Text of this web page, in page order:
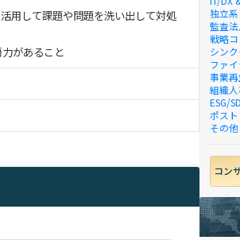
用して課題や問題を洗い出して対処
があること
独立
監査法
戦略
シン
ファ
事業
組織
ESG/
ポス
その他
コン